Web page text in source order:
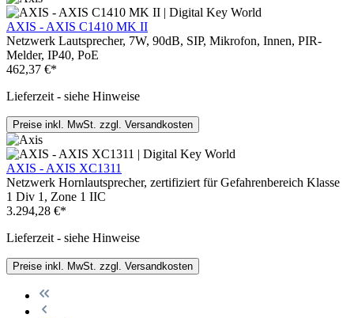
AXIS - AXIS C1410 MK II
Netzwerk Lautsprecher, 7W, 90dB, SIP, Mikrofon, Innen, PIR-
Melder, IP40, PoE
462,37 €*
Lieferzeit - siehe Hinweise
Preise inkl. MwSt. zzgl. Versandkosten
AXIS - AXIS XC1311
Netzwerk Hornlautsprecher, zertifiziert für Gefahrenbereich Klasse
1 Div 1, Zone 1 IIC
3.294,28 €*
Lieferzeit - siehe Hinweise
Preise inkl. MwSt. zzgl. Versandkosten